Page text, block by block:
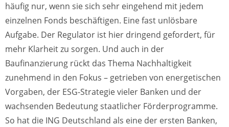
häufig nur, wenn sie sich sehr eingehend mit jedem
einzelnen Fonds beschäftigen. Eine fast unlösbare
Aufgabe. Der Regulator ist hier dringend gefordert, für
mehr Klarheit zu sorgen. Und auch in der
Baufinanzierung rückt das Thema Nachhaltigkeit
zunehmend in den Fokus – getrieben von energetischen
Vorgaben, der ESG-Strategie vieler Banken und der
wachsenden Bedeutung staatlicher Förderprogramme.
So hat die ING Deutschland als eine der ersten Banken,